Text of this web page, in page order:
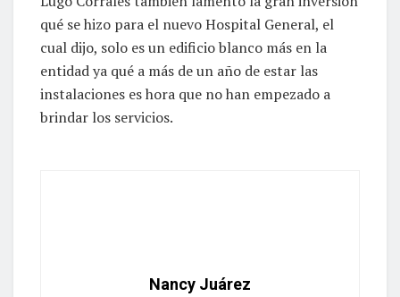
Lugo Corrales también lamentó la gran inversión
qué se hizo para el nuevo Hospital General, el
cual dijo, solo es un edificio blanco más en la
entidad ya qué a más de un año de estar las
instalaciones es hora que no han empezado a
brindar los servicios.